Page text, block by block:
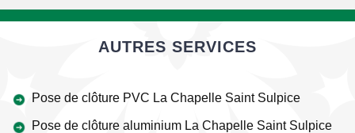
AUTRES SERVICES
Pose de clôture PVC La Chapelle Saint Sulpice
Pose de clôture aluminium La Chapelle Saint Sulpice